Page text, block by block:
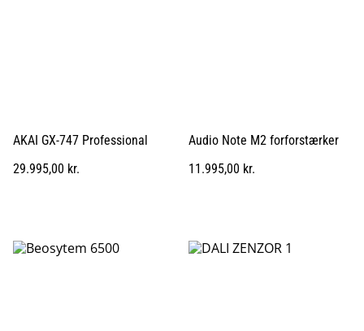
AKAI GX-747 Professional
29.995,00 kr.
Audio Note M2 forforstærker
11.995,00 kr.